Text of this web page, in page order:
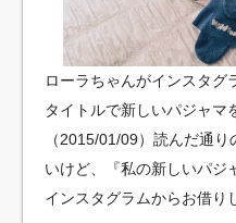
ローラちゃんがインスタグ
タイトルで新しいパジャマ
（2015/01/09）読んだ通
いけど、『私の新しいパジ
インスタグラムからお借り